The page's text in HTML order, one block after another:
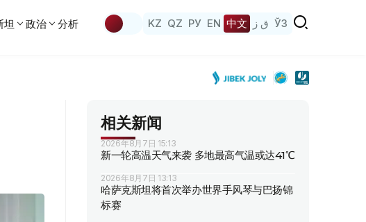
坦 政治 分析 KZ QZ РУ EN 中文 ق ز ЎЗ
相关新闻
2026年8月7日 15:13
新一轮高温天气来袭 多地最高气温或达41℃
2026年8月7日 13:13
哈萨克斯坦将首次举办世界手风琴与巴扬锦
标赛